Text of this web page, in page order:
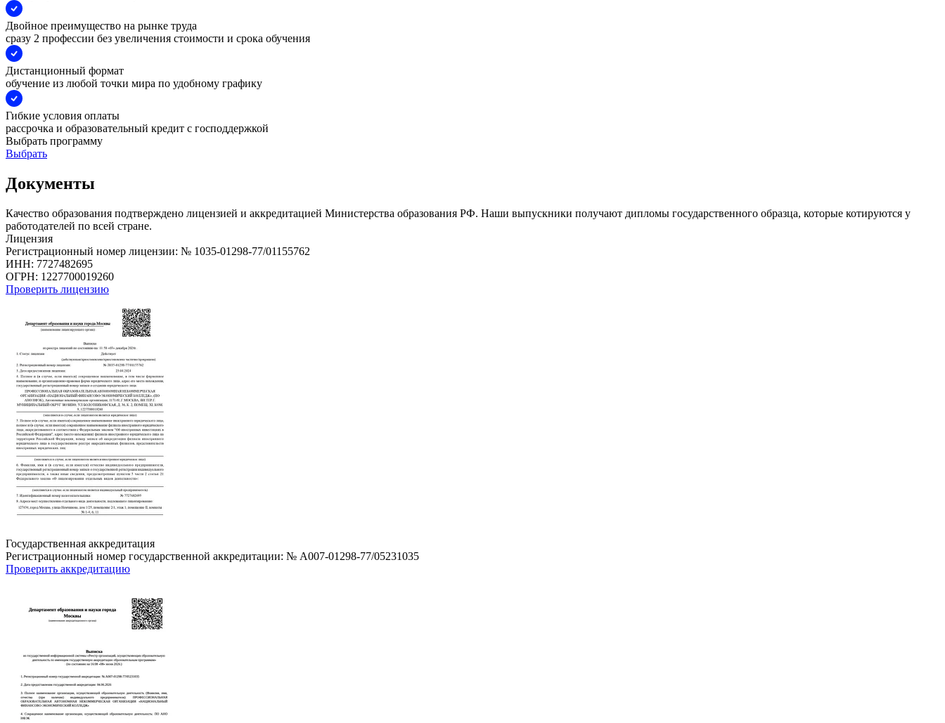
Двойное преимущество на рынке труда
сразу 2 профессии без увеличения стоимости и срока обучения
Дистанционный формат
обучение из любой точки мира по удобному графику
Гибкие условия оплаты
рассрочка и образовательный кредит с господдержкой
Выбрать программу
Выбрать
Документы
Качество образования подтверждено лицензией и аккредитацией Министерства образования РФ. Наши выпускники получают дипломы государственного образца, которые котируются у
работодателей по всей стране.
Лицензия
Регистрационный номер лицензии: № 1035-01298-77/01155762
ИНН: 7727482695
ОГРН: 1227700019260
Проверить лицензию
Государственная аккредитация
Регистрационный номер государственной аккредитации: № А007-01298-77/05231035
Проверить аккредитацию